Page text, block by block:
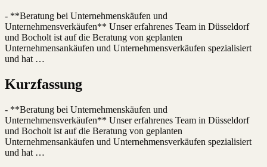
- **Beratung bei Unternehmenskäufen und
Unternehmensverkäufen** Unser erfahrenes Team in Düsseldorf
und Bocholt ist auf die Beratung von geplanten
Unternehmensankäufen und Unternehmensverkäufen spezialisiert
und hat …
Kurzfassung
- **Beratung bei Unternehmenskäufen und
Unternehmensverkäufen** Unser erfahrenes Team in Düsseldorf
und Bocholt ist auf die Beratung von geplanten
Unternehmensankäufen und Unternehmensverkäufen spezialisiert
und hat …